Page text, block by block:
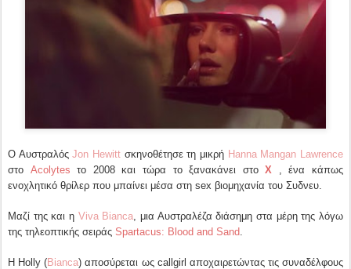
Ο ΑυστραλόςJon Hewitt σκηνοθέτησε τη μικρή Hanna Mangan Lawrence
στο Acolytes το 2008 και τώρα το ξανακάνει στοX , ένα κάπως
ενοχλητικό θρίλερ που μπαίνει μέσα στη sex βιομηχανία του Συδνευ.
Μαζί της και η Viva Bianca, μια Αυστραλέζα διάσημη στα μέρη της λόγω
της τηλεοπτικής σειράς Spartacus: Blood and Sand.
Η Holly (Bianca) αποσύρεται ως callgirl αποχαιρετώντας τις συναδέλφους